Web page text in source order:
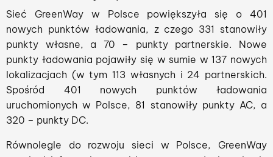
Sieć GreenWay w Polsce powiększyła się o 401
nowych punktów ładowania, z czego 331 stanowiły
punkty własne, a 70 – punkty partnerskie. Nowe
punkty ładowania pojawiły się w sumie w 137 nowych
lokalizacjach (w tym 113 własnych i 24 partnerskich.
Spośród 401 nowych punktów ładowania
uruchomionych w Polsce, 81 stanowiły punkty AC, a
320 – punkty DC.
Równolegle do rozwoju sieci w Polsce, GreenWay